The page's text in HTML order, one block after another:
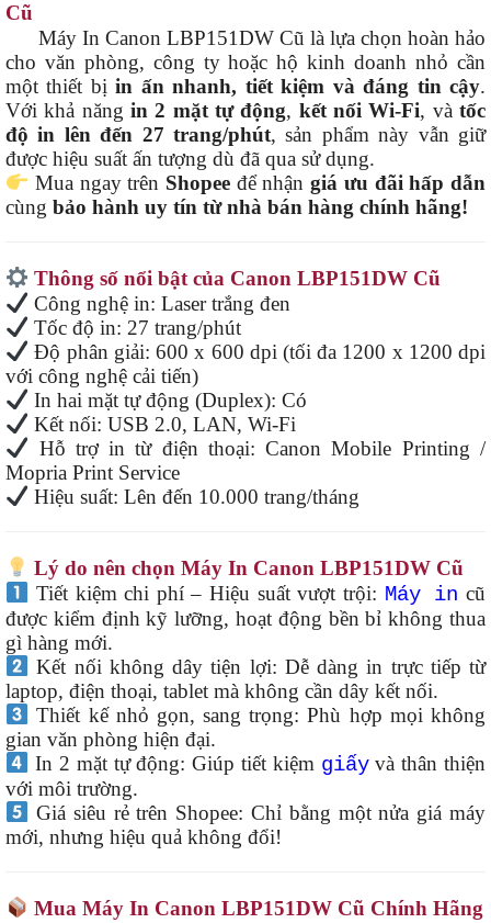
Cũ
Máy In Canon LBP151DW Cũ là lựa chọn hoàn hảo
cho văn phòng, công ty hoặc hộ kinh doanh nhỏ cần
một thiết bịin ấn nhanh, tiết kiệm và đáng tin cậy.
Với khả năng in 2 mặt tự động, kết nối Wi-Fi, vàtốc
độ in lên đến 27 trang/phút, sản phẩm này vẫn giữ
được hiệu suất ấn tượng dù đã qua sử dụng.
Mua ngay trên Shopee để nhậngiá ưu đãi hấp dẫn
cùng bảo hành uy tín từ nhà bán hàng chính hãng!
Thông số nổi bật của Canon LBP151DW Cũ
Công nghệ in: Laser trắng đen
Tốc độ in: 27 trang/phút
Độ phân giải: 600 x 600 dpi (tối đa 1200 x 1200 dpi
với công nghệ cải tiến)
In hai mặt tự động (Duplex): Có
Kết nối: USB 2.0, LAN, Wi-Fi
Hỗ trợ in từ điện thoại: Canon Mobile Printing /
Mopria Print Service
Hiệu suất: Lên đến 10.000 trang/tháng
Lý do nên chọn Máy In Canon LBP151DW Cũ
Tiết kiệm chi phí – Hiệu suất vượt trội: Máy in cũ
được kiểm định kỹ lưỡng, hoạt động bền bỉ không thua
gì hàng mới.
Kết nối không dây tiện lợi: Dễ dàng in trực tiếp từ
laptop, điện thoại, tablet mà không cần dây kết nối.
Thiết kế nhỏ gọn, sang trọng: Phù hợp mọi không
gian văn phòng hiện đại.
In 2 mặt tự động: Giúp tiết kiệm giấyvà thân thiện
với môi trường.
Giá siêu rẻ trên Shopee: Chỉ bằng một nửa giá máy
mới, nhưng hiệu quả không đổi!
Mua Máy In Canon LBP151DW Cũ Chính Hãng